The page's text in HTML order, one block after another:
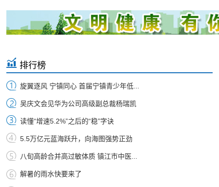
排行榜
旋翼逐风 宁镇同心 首届宁镇青少年低...
吴庆文会见华为公司高级副总裁杨瑞凯
读懂“增速5.2%”之后的“稳”字诀
5.5万亿元蓝海跃升，向海图强势正劲
八旬高龄合并高过敏体质 镇江市中医...
解暑的雨水快要来了